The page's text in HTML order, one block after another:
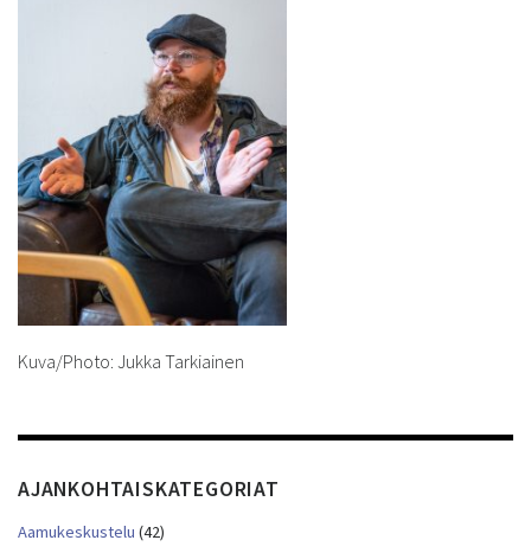
Kuva/Photo: Jukka Tarkiainen
AJANKOHTAISKATEGORIAT
Aamukeskustelu (42)